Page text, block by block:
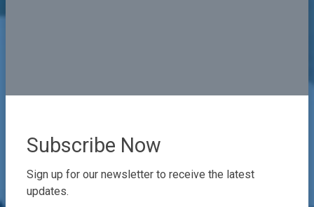
Subscribe Now
Sign up for our newsletter to receive the latest
updates.